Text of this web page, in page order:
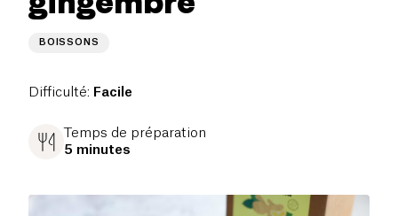
BOISSONS
Difficulté: Facile
Temps de préparation
5 minutes